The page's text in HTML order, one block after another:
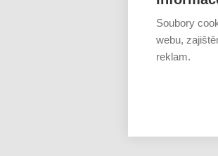
Soubory
webu,
reklam.